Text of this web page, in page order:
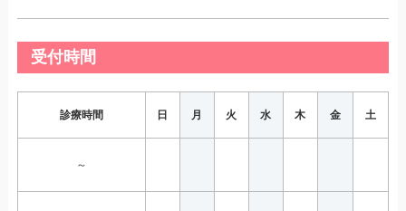
受付時間
診療時間 日 月 火 水 木 金 土
～